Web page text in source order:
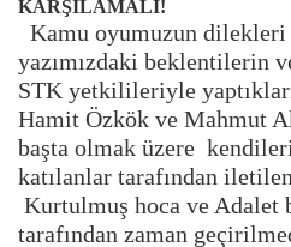
KARŞILAMALI!
Kamu oyumuzun
yazımızdaki beklentilerin
STK yetkilileriyle
Hamit Özkök ve Mahmut
başta olmak üzere
katılanlar tarafından
Kurtulmuş hoca ve Adalet
tarafından zaman